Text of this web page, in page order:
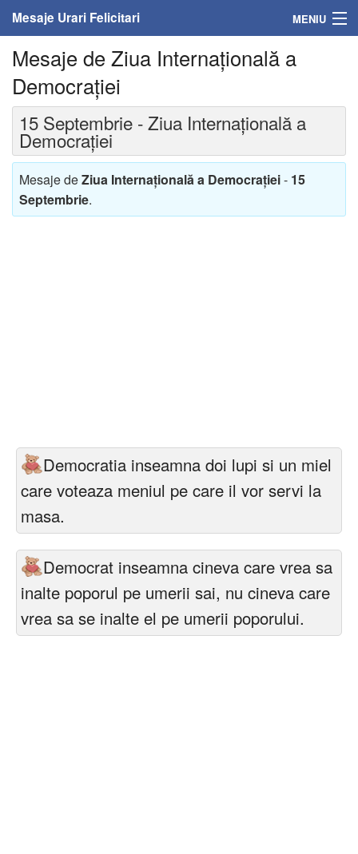
Mesaje Urari Felicitari MENIU
Home
Mesaje
Felicitari
Felicitari persoane
Felicitari animate
Invitatii personalizate
Conecteaza-te
Mesaje de Ziua Internațională a
Democrației
15 Septembrie - Ziua Internațională a
Democrației
Mesaje deZiua Internațională a Democrației- 15
Septembrie.
Democratia inseamna doi lupi si un miel
care voteaza meniul pe care il vor servi la
masa.
Democrat inseamna cineva care vrea sa
inalte poporul pe umerii sai, nu cineva care
vrea sa se inalte el pe umerii poporului.